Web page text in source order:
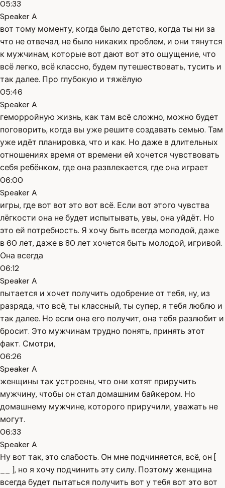
05:33
Speaker A
вот тому моменту, когда было детство, когда ты ни за
что не отвечал, не было никаких проблем, и они тянутся
к мужчинам, которые вот дают вот это ощущение, что
всё легко, всё классно, будем путешествовать, тусить и
так далее. Про глубокую и тяжёлую
05:46
Speaker A
геморройную жизнь, как там всё сложно, можно будет
поговорить, когда вы уже решите создавать семью. Там
уже идёт планировка, что и как. Но даже в длительных
отношениях время от времени ей хочется чувствовать
себя ребёнком, где она развлекается, где она играет
06:00
Speaker A
игры, где вот вот это вот всё. Если вот этого чувства
лёгкости она не будет испытывать, увы, она уйдёт. Но
это ей потребность. Я хочу быть всегда молодой, даже
в 60 лет, даже в 80 лет хочется быть молодой, игривой.
Она всегда
06:12
Speaker A
пытается и хочет получить одобрение от тебя, ну, из
разряда, что всё, ты классный, ты супер, я тебя люблю и
так далее. Но если она его получит, она тебя разлюбит и
бросит. Это мужчинам трудно понять, принять этот
факт. Смотри,
06:26
Speaker A
женщины так устроены, что они хотят приручить
мужчину, чтобы он стал домашним байкером. Но
домашнему мужчине, которого приручили, уважать не
могут.
06:33
Speaker A
Ну вот так, это слабость. Он мне подчиняется, всё, он [
__ ], но я хочу подчинить эту силу. Поэтому женщина
всегда будет пытаться получить вот у тебя вот это вот